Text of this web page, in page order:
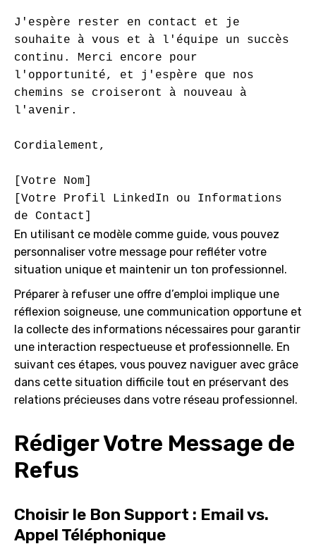
J'espère rester en contact et je
souhaite à vous et à l'équipe un succès
continu. Merci encore pour
l'opportunité, et j'espère que nos
chemins se croiseront à nouveau à
l'avenir.
Cordialement,
[Votre Nom]
[Votre Profil LinkedIn ou Informations
En utilisant ce modèle comme guide, vous pouvez
personnaliser votre message pour refléter votre
situation unique et maintenir un ton professionnel.
Préparer à refuser une offre d’emploi implique une
réflexion soigneuse, une communication opportune et
la collecte des informations nécessaires pour garantir
une interaction respectueuse et professionnelle. En
suivant ces étapes, vous pouvez naviguer avec grâce
dans cette situation difficile tout en préservant des
relations précieuses dans votre réseau professionnel.
Rédiger Votre Message de
Refus
Choisir le Bon Support : Email vs.
Appel Téléphonique